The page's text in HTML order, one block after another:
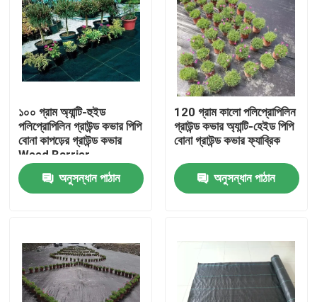
পণ্য
১০০ গ্রাম অ্যান্টি-হুইড
পলিপ্রোপিলিন গ্রাউন্ড কভার পিপি
বোনা কাপড়ের গ্রাউন্ড কভার
Weed Barrier
অনুসন্ধান পাঠান
120 গ্রাম কালো পলিপ্রোপিলিন
গ্রাউন্ড কভার অ্যান্টি-হেইড পিপি
বোনা গ্রাউন্ড কভার ফ্যাব্রিক
অনুসন্ধান পাঠান